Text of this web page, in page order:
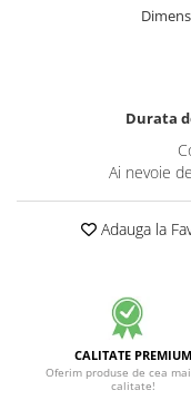
Durata
Ai nevoie
Adauga la
CALITATE PREMIUM
Oferim produse de cea
calitate!